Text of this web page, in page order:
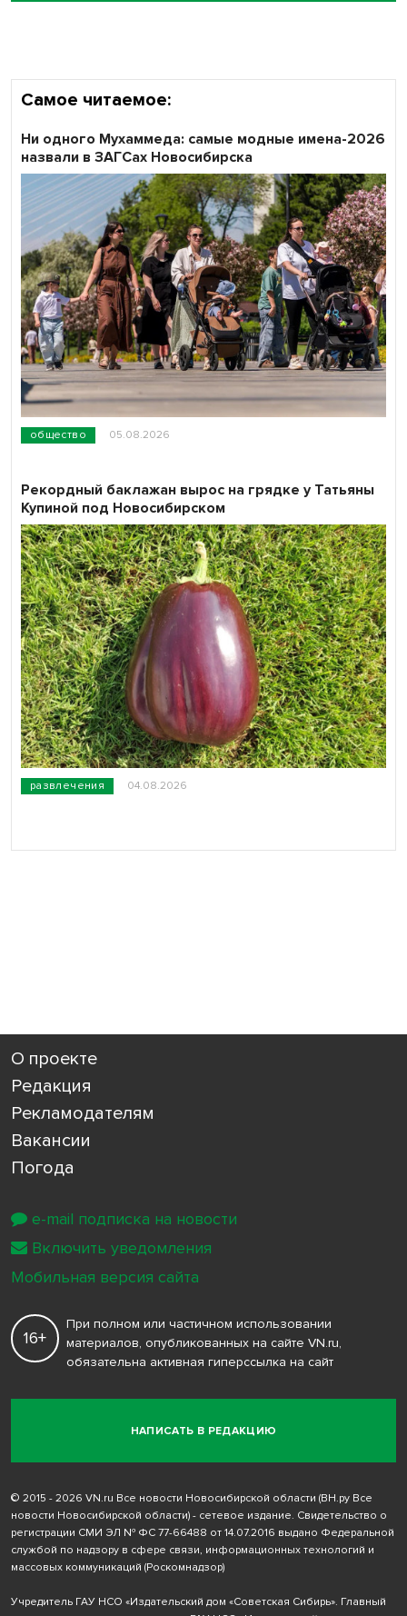
Самое читаемое:
общество 05.08.2026
Ни одного Мухаммеда: самые модные имена-2026
назвали в ЗАГСах Новосибирска
развлечения 04.08.2026
Рекордный баклажан вырос на грядке у Татьяны
Купиной под Новосибирском
О проекте
Редакция
Рекламодателям
Вакансии
Погода
НАПИСАТЬ В РЕДАКЦИЮ
16+
При полном или частичном использовании
материалов, опубликованных на сайте VN.ru,
обязательна активная гиперссылка на сайт
© 2015 - 2026 VN.ru Все новости Новосибирской области (ВН.ру Все
новости Новосибирской области) - сетевое издание. Свидетельство о
регистрации СМИ ЭЛ № ФС 77-66488 от 14.07.2016 выдано Федеральной
службой по надзору в сфере связи, информационных технологий и
массовых коммуникаций (Роскомнадзор)
Учредитель ГАУ НСО «Издательский дом «Советская Сибирь». Главный
e-mail подписка на новости
Включить уведомления
Мобильная версия сайта